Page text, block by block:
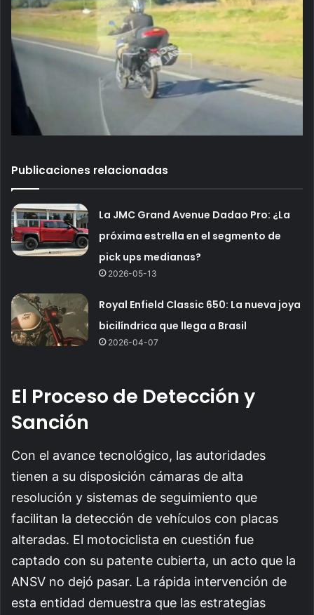
Publicaciones relacionadas
La JMC Grand Avenue Dadao Pro: ¿La
próxima estrella en el segmento de
pick ups medianas?
2026-05-13
Royal Enfield Classic 650: La nueva joya
bicilíndrica que llega a Brasil
2026-04-07
El Proceso de Detección y
Sanción
Con el avance tecnológico, las autoridades
tienen a su disposición cámaras de alta
resolución y sistemas de seguimiento que
facilitan la detección de vehículos con placas
alteradas. El motociclista en cuestión fue
captado con su patente cubierta, un acto que la
ANSV no dejó pasar. La rápida intervención de
esta entidad demuestra que las estrategias